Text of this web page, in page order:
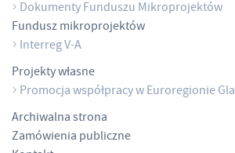
Dokumenty Funduszu Mikroprojektów
Fundusz mikroprojektów
Interreg V-A
Projekty własne
Promocja współpracy w Euroregionie
Archiwalna strona
Zamówienia publiczne